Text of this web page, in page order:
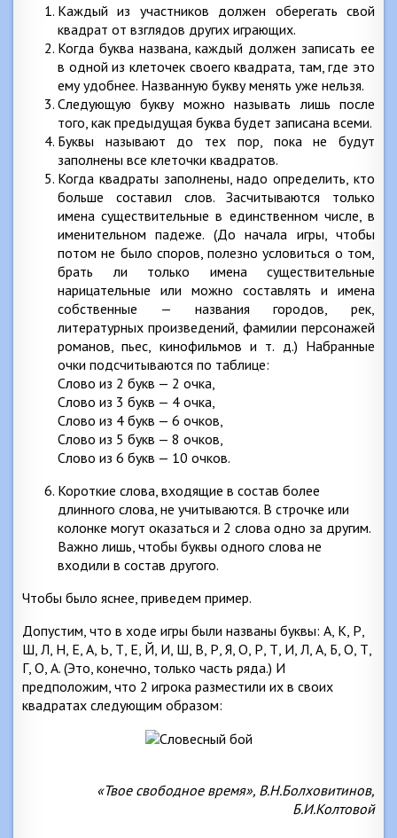
Каждый из участников должен оберегать свой
квадрат от взглядов других играющих.
Когда буква названа, каждый должен записать ее
в одной из клеточек своего квадрата, там, где это
ему удобнее. Названную букву менять уже нельзя.
Следующую букву можно называть лишь после
того, как предыдущая буква будет записана всеми.
Буквы называют до тех пор, пока не будут
заполнены все клеточки квадратов.
Когда квадраты заполнены, надо определить, кто
больше составил слов. Засчитываются только
имена существительные в единственном числе, в
именительном падеже. (До начала игры, чтобы
потом не было споров, полезно условиться о том,
брать ли только имена существительные
нарицательные или можно составлять и имена
собственные — названия городов, рек,
литературных произведений, фамилии персонажей
романов, пьес, кинофильмов и т. д.) Набранные
очки подсчитываются по таблице:
Слово из 2 букв — 2 очка,
Слово из 3 букв — 4 очка,
Слово из 4 букв — 6 очков,
Слово из 5 букв — 8 очков,
Слово из 6 букв — 10 очков.
Короткие слова, входящие в состав более
длинного слова, не учитываются. В строчке или
колонке могут оказаться и 2 слова одно за другим.
Важно лишь, чтобы буквы одного слова не
входили в состав другого.
Чтобы было яснее, приведем пример.
Допустим, что в ходе игры были названы буквы: А, К, Р,
Ш, Л, Н, Е, А, Ь, Т, Е, Й, И, Ш, В, Р, Я, О, Р, Т, И, Л, А, Б, О, Т,
Г, О, А. (Это, конечно, только часть ряда.) И
предположим, что 2 игрока разместили их в своих
квадратах следующим образом:
«Твое свободное время», В.Н.Болховитинов,
Б.И.Колтовой